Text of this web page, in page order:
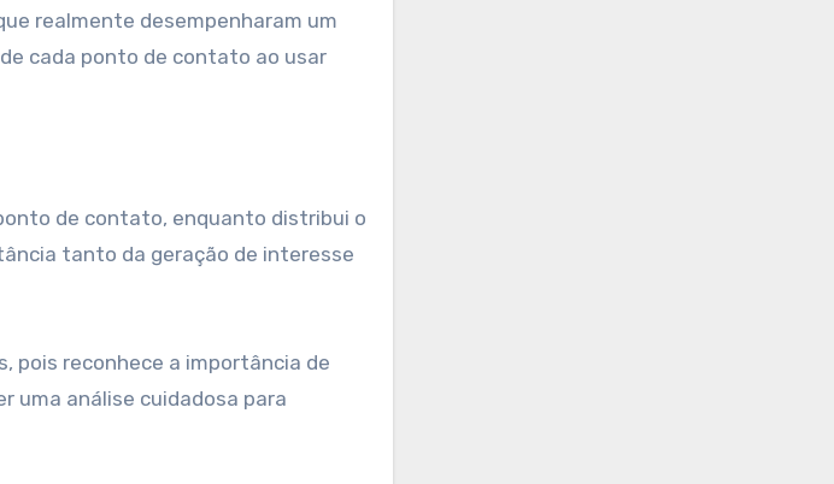
realmente desempenharam um
cada ponto de contato ao usar
de contato, enquanto distribui o
tanto da geração de interesse
pois reconhece a importância de
uma análise cuidadosa para